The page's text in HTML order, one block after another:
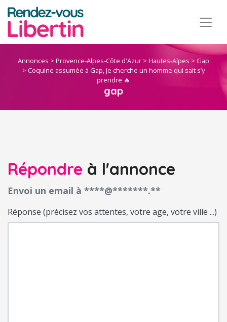
Annonces > Provence-Alpes-Côte d'Azur > Hautes-Alpes > Gap
> Coquine assumée à Gap, je cherche un homme qui sait s’y
prendre 🔥
gap
Répondre à l'annonce
Envoi un email à ****@*******.**
Réponse (précisez vos attentes, votre age, votre ville ...)